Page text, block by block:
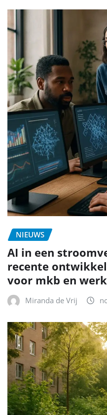
NIEUWS
AI in een
recente
voor mkb en
Miranda de Vrij